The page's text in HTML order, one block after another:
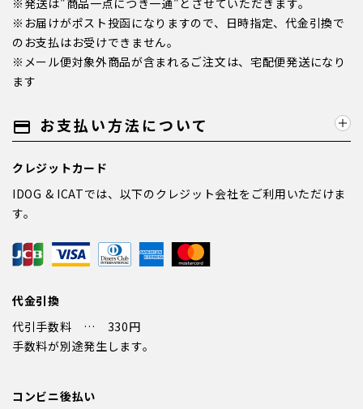
※発送は"商品一点につき一通"とさせていただきます。
※お届けがポスト投函になりますので、日時指定、代金引換で
のお支払はお受けできません。
※メール便対象外商品が含まれるご注文は、宅配便発送になり
ます
payment お支払い方法について
クレジットカード
IDOG & ICATでは、以下のクレジット会社をご利用いただけま
す。
代金引換
代引手数料 … 330円
手数料が別途発生します。
コンビニ後払い